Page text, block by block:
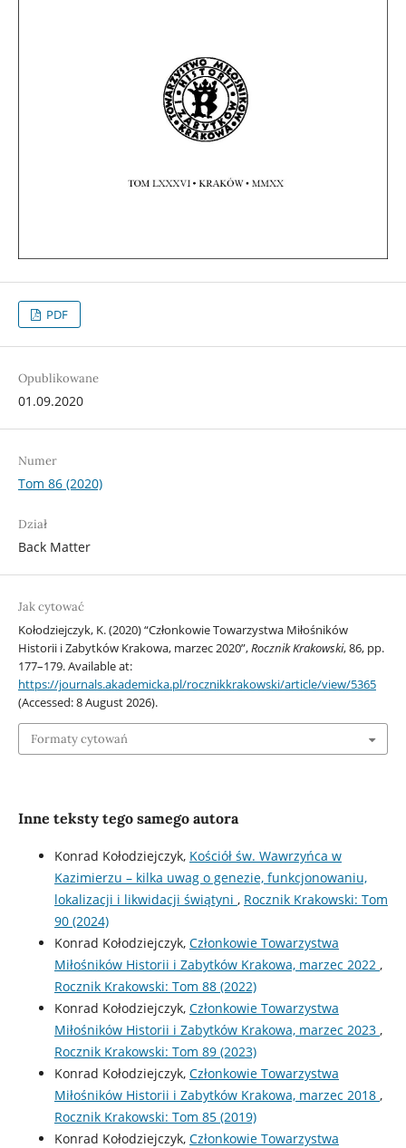
PDF
Opublikowane
01.09.2020
Numer
Tom 86 (2020)
Dział
Back Matter
Jak cytować
Kołodziejczyk, K. (2020) “Członkowie Towarzystwa Miłośników
Historii i Zabytków Krakowa, marzec 2020”,Rocznik Krakowski, 86, pp.
177–179. Available at:
https://journals.akademicka.pl/rocznikkrakowski/article/view/5365
(Accessed: 8 August 2026).
Formaty cytowań
Inne teksty tego samego autora
Konrad Kołodziejczyk, Kościół św. Wawrzyńca w
Kazimierzu – kilka uwag o genezie, funkcjonowaniu,
lokalizacji i likwidacji świątyni , Rocznik Krakowski: Tom
90 (2024)
Konrad Kołodziejczyk, Członkowie Towarzystwa
Miłośników Historii i Zabytków Krakowa, marzec 2022 ,
Rocznik Krakowski: Tom 88 (2022)
Konrad Kołodziejczyk, Członkowie Towarzystwa
Miłośników Historii i Zabytków Krakowa, marzec 2023 ,
Rocznik Krakowski: Tom 89 (2023)
Konrad Kołodziejczyk, Członkowie Towarzystwa
Miłośników Historii i Zabytków Krakowa, marzec 2018 ,
Rocznik Krakowski: Tom 85 (2019)
Konrad Kołodziejczyk, Członkowie Towarzystwa